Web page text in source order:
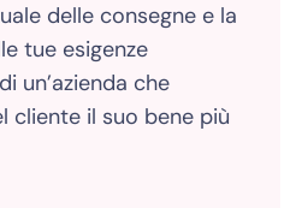
delle consegne e la
tue esigenze
un’azienda che
cliente il suo bene più